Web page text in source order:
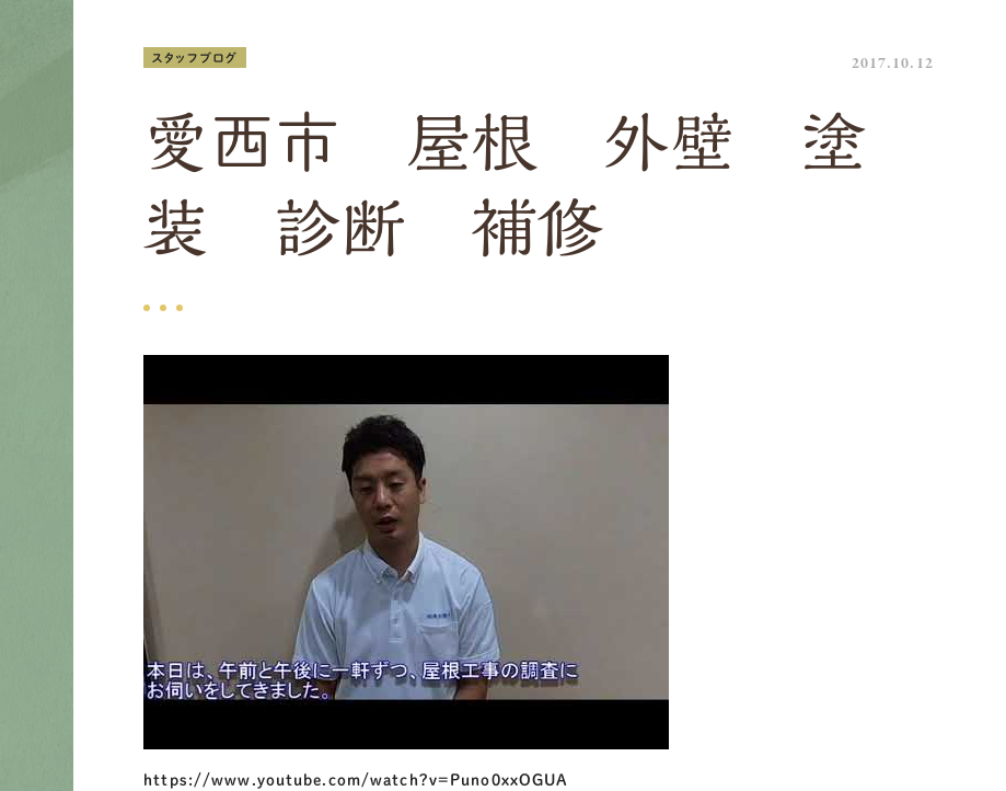
スタッフブログ 2017.10.12
愛西市 屋根 外壁 塗
装 診断 補修
https://www.youtube.com/watch?v=Puno0xxOGUA